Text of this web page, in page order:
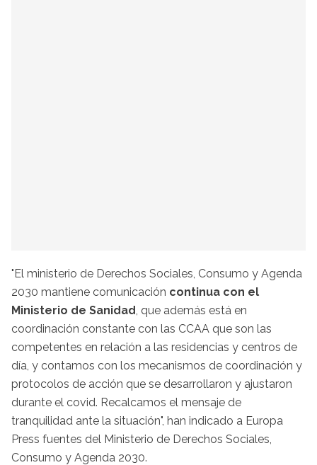
"El ministerio de Derechos Sociales, Consumo y Agenda
2030 mantiene comunicación continua con el
Ministerio de Sanidad, que además está en
coordinación constante con las CCAA que son las
competentes en relación a las residencias y centros de
día, y contamos con los mecanismos de coordinación y
protocolos de acción que se desarrollaron y ajustaron
durante el covid. Recalcamos el mensaje de
tranquilidad ante la situación", han indicado a Europa
Press fuentes del Ministerio de Derechos Sociales,
Consumo y Agenda 2030.